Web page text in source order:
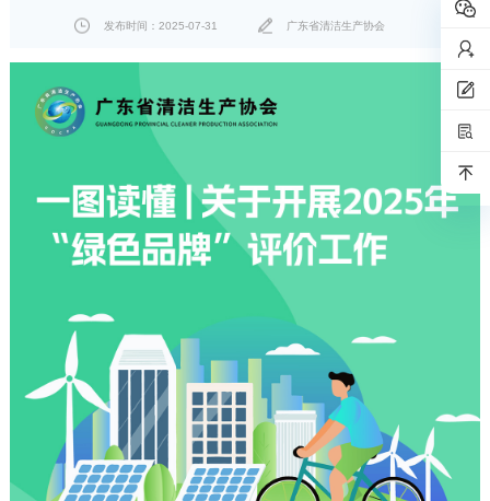
发布时间：2025-07-31 广东省清洁生产协会